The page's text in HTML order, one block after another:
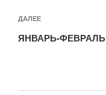
Следующая
запись
ДАЛЕЕ
ЯНВАРЬ-ФЕВРАЛЬ